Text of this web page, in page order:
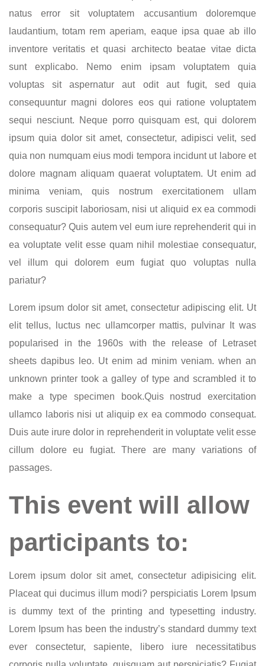
natus error sit voluptatem accusantium doloremque
laudantium, totam rem aperiam, eaque ipsa quae ab illo
inventore veritatis et quasi architecto beatae vitae dicta
sunt explicabo. Nemo enim ipsam voluptatem quia
voluptas sit aspernatur aut odit aut fugit, sed quia
consequuntur magni dolores eos qui ratione voluptatem
sequi nesciunt. Neque porro quisquam est, qui dolorem
ipsum quia dolor sit amet, consectetur, adipisci velit, sed
quia non numquam eius modi tempora incidunt ut labore et
dolore magnam aliquam quaerat voluptatem. Ut enim ad
minima veniam, quis nostrum exercitationem ullam
corporis suscipit laboriosam, nisi ut aliquid ex ea commodi
consequatur? Quis autem vel eum iure reprehenderit qui in
ea voluptate velit esse quam nihil molestiae consequatur,
vel illum qui dolorem eum fugiat quo voluptas nulla
pariatur?
Lorem ipsum dolor sit amet, consectetur adipiscing elit. Ut
elit tellus, luctus nec ullamcorper mattis, pulvinar It was
popularised in the 1960s with the release of Letraset
sheets dapibus leo. Ut enim ad minim veniam. when an
unknown printer took a galley of type and scrambled it to
make a type specimen book.Quis nostrud exercitation
ullamco laboris nisi ut aliquip ex ea commodo consequat.
Duis aute irure dolor in reprehenderit in voluptate velit esse
cillum dolore eu fugiat. There are many variations of
passages.
This event will allow
participants to:
Lorem ipsum dolor sit amet, consectetur adipisicing elit.
Placeat qui ducimus illum modi? perspiciatis Lorem Ipsum
is dummy text of the printing and typesetting industry.
Lorem Ipsum has been the industry’s standard dummy text
ever consectetur, sapiente, libero iure necessitatibus